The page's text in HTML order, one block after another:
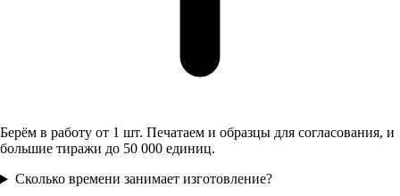
Берём в работу от 1 шт. Печатаем и образцы для согласования, и
большие тиражи до 50 000 единиц.
Сколько времени занимает изготовление?